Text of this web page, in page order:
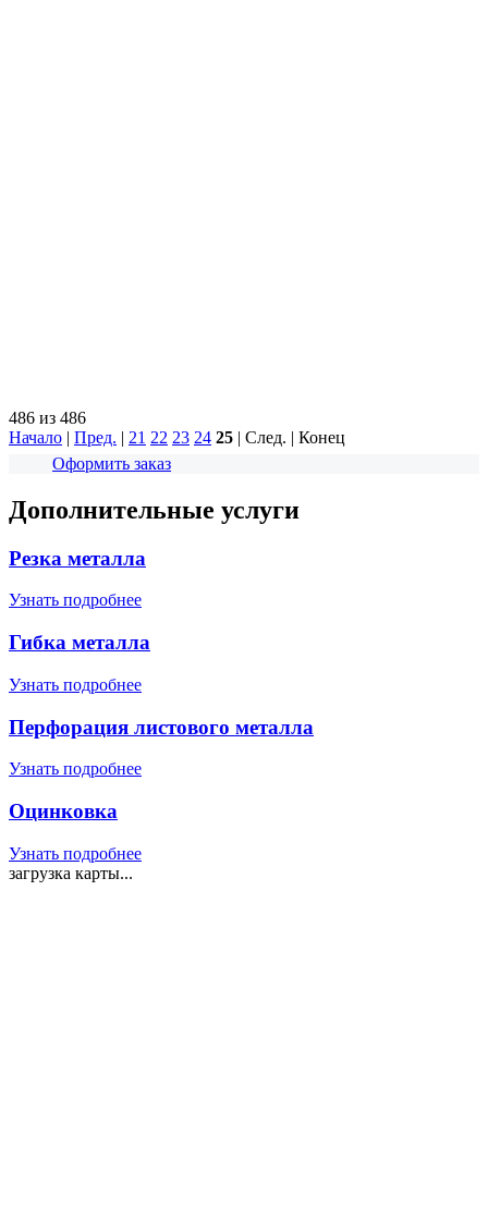
486 из 486
Начало | Пред. | 21 22 23 24 25 | След. | Конец
Оформить заказ
Дополнительные услуги
Резка металла
Узнать подробнее
Гибка металла
Узнать подробнее
Перфорация листового металла
Узнать подробнее
Оцинковка
Узнать подробнее
загрузка карты...